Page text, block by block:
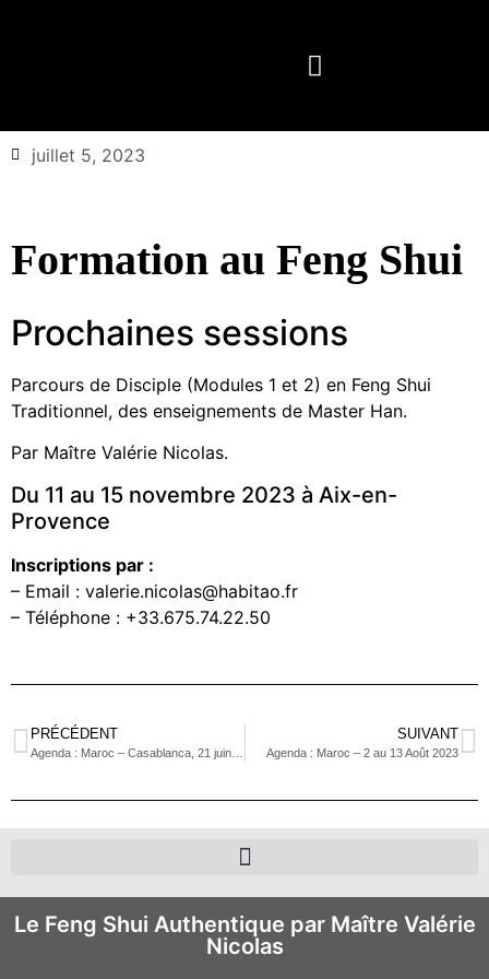
juillet 5, 2023
Formation au Feng Shui
Prochaines sessions
Parcours de Disciple (Modules 1 et 2) en Feng Shui
Traditionnel, des enseignements de Master Han.
Par Maître Valérie Nicolas.
Du 11 au 15 novembre 2023 à Aix-en-
Provence
Inscriptions par :
– Email : valerie.nicolas@habitao.fr
– Téléphone : +33.675.74.22.50
PRÉCÉDENT SUIVANT
Agenda : Maroc – 2 au 13 Août 2023
Le Feng Shui Authentique par Maître Valérie
Nicolas